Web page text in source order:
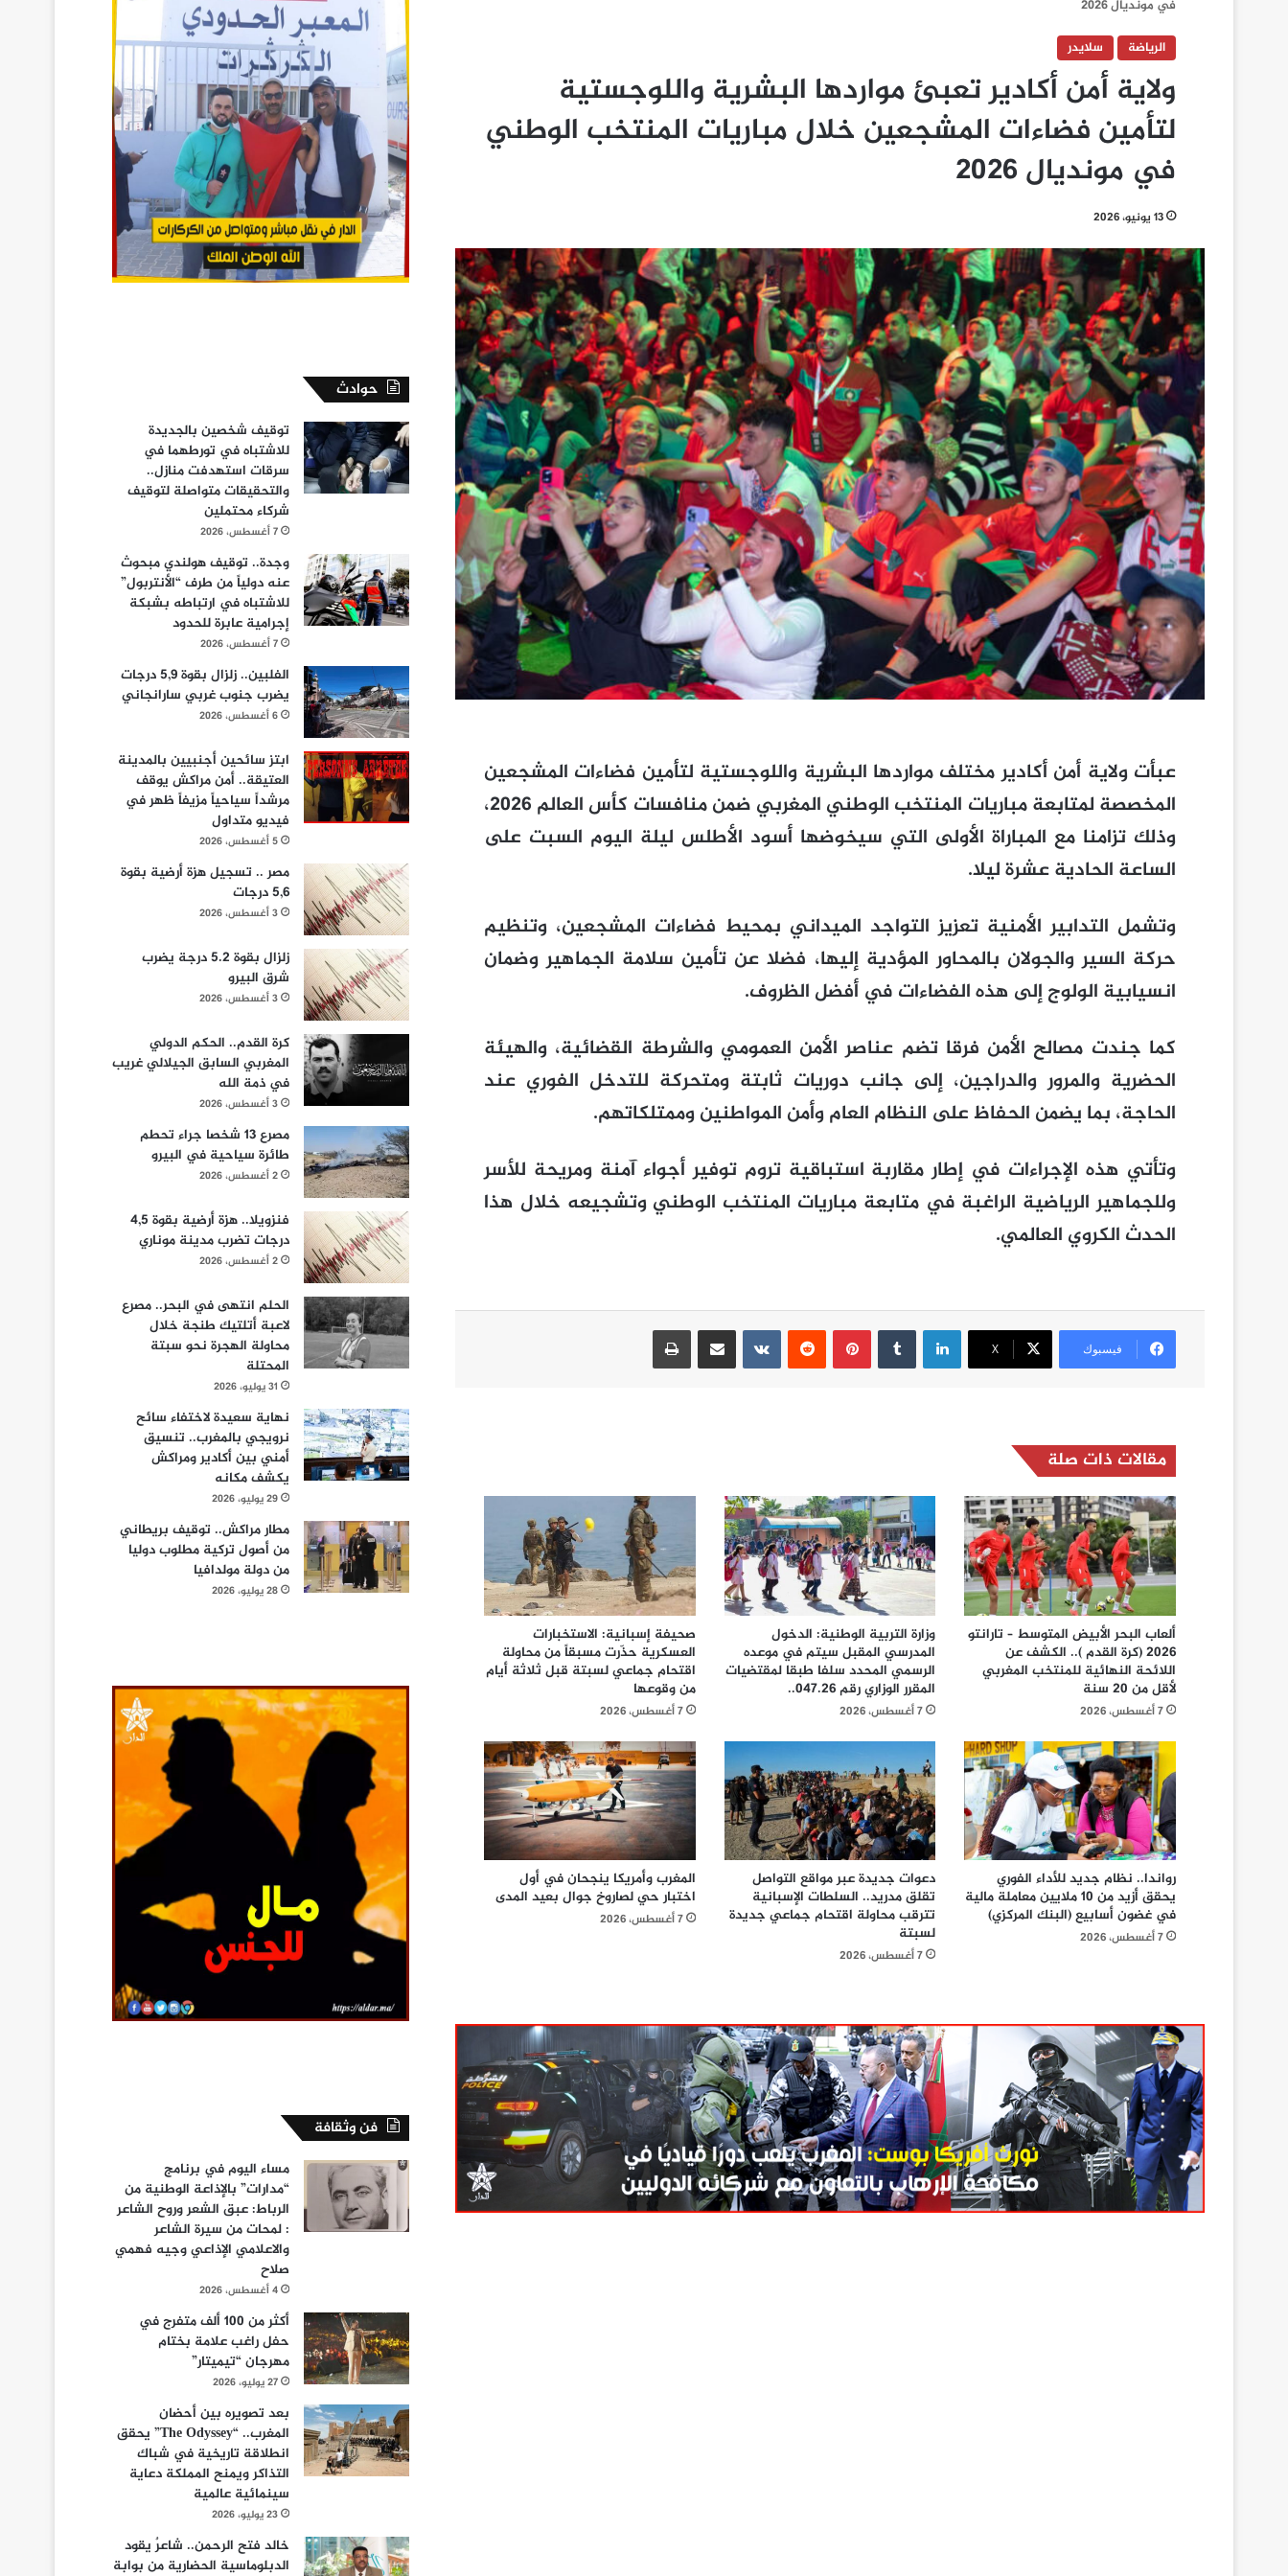
في مونديال 2026
الرياضة
سلايدر
ولاية أمن أكادير تعبئ مواردها البشرية واللوجستية
لتأمين فضاءات المشجعين خلال مباريات المنتخب الوطني
في مونديال 2026
13 يونيو، 2026
عبأت ولاية أمن أكادير مختلف مواردها البشرية واللوجستية لتأمين فضاءات المشجعين
المخصصة لمتابعة مباريات المنتخب الوطني المغربي ضمن منافسات كأس العالم 2026،
وذلك تزامنا مع المباراة الأولى التي سيخوضها أسود الأطلس ليلة اليوم السبت على
الساعة الحادية عشرة ليلا.
وتشمل التدابير الأمنية تعزيز التواجد الميداني بمحيط فضاءات المشجعين، وتنظيم
حركة السير والجولان بالمحاور المؤدية إليها، فضلا عن تأمين سلامة الجماهير وضمان
انسيابية الولوج إلى هذه الفضاءات في أفضل الظروف.
كما جندت مصالح الأمن فرقا تضم عناصر الأمن العمومي والشرطة القضائية، والهيئة
الحضرية والمرور والدراجين، إلى جانب دوريات ثابتة ومتحركة للتدخل الفوري عند
الحاجة، بما يضمن الحفاظ على النظام العام وأمن المواطنين وممتلكاتهم.
وتأتي هذه الإجراءات في إطار مقاربة استباقية تروم توفير أجواء آمنة ومريحة للأسر
وللجماهير الرياضية الراغبة في متابعة مباريات المنتخب الوطني وتشجيعه خلال هذا
الحدث الكروي العالمي.
فيسبوك ‫X
لينكدإن بينتيريست مشاركة عبر البريد طباعة
مقالات ذات صلة
ألعاب البحر الأبيض المتوسط – تارانتو
2026 (كرة القدم ).. الكشف عن
اللائحة النهائية للمنتخب المغربي
لأقل من 20 سنة
7 أغسطس، 2026
وزارة التربية الوطنية: الدخول
المدرسي المقبل سیتم في موعده
الرسمي المحدد سلفا طبقا لمقتضیات
المقرر الوزاري رقم 047.26..
7 أغسطس، 2026
صحيفة إسبانية: الاستخبارات
العسكرية حذّرت مسبقاً من محاولة
اقتحام جماعي لسبتة قبل ثلاثة أيام
من وقوعها
7 أغسطس، 2026
رواندا.. نظام جديد للأداء الفوري
يحقق أزيد من 10 ملايين معاملة مالية
في غضون أسابيع (البنك المركزي)
7 أغسطس، 2026
دعوات جديدة عبر مواقع التواصل
تقلق مدريد.. السلطات الإسبانية
تترقب محاولة اقتحام جماعي جديدة
لسبتة
7 أغسطس، 2026
المغرب وأمريكا ينجحان في أول
اختبار حي لصاروخ جوال بعيد المدى
7 أغسطس، 2026
حوادث
توقيف شخصين بالجديدة
للاشتباه في تورطهما في
سرقات استهدفت منازل..
والتحقيقات متواصلة لتوقيف
شركاء محتملين
7 أغسطس، 2026
وجدة.. توقيف هولندي مبحوث
عنه دولياً من طرف “الأنتربول”
للاشتباه في ارتباطه بشبكة
إجرامية عابرة للحدود
7 أغسطس، 2026
الفلبين.. زلزال بقوة 5,9 درجات
يضرب جنوب غربي سارانجاني
6 أغسطس، 2026
ابتز سائحين أجنبيين بالمدينة
العتيقة.. أمن مراكش يوقف
مرشداً سياحياً مزيفاً ظهر في
فيديو متداول
5 أغسطس، 2026
مصر .. تسجيل هزة أرضية بقوة
5,6 درجات
3 أغسطس، 2026
زلزال بقوة 5.2 درجة يضرب
شرق البيرو
3 أغسطس، 2026
كرة القدم.. الحكم الدولي
المغربي السابق الجيلالي غريب
في ذمة الله
3 أغسطس، 2026
مصرع 13 شخصا جراء تحطم
طائرة سياحية في البيرو
2 أغسطس، 2026
فنزويلا.. هزة أرضية بقوة 4,5
درجات تضرب مدينة موناري
2 أغسطس، 2026
الحلم انتهى في البحر.. مصرع
لاعبة أتلتيك طنجة خلال
محاولة الهجرة نحو سبتة
المحتلة
31 يوليو، 2026
نهاية سعيدة لاختفاء سائح
نرويجي بالمغرب.. تنسيق
أمني بين أكادير ومراكش
يكشف مكانه
29 يوليو، 2026
مطار مراكش.. توقيف بريطاني
من أصول تركية مطلوب دوليا
من دولة مولدافيا
28 يوليو، 2026
فن وثقافة
مساء اليوم في برنامج
“مدارات” بالإذاعة الوطنية من
الرباط: عبق الشعر وروح الشاعر
: لمحات من سيرة الشاعر
والاعلامي الإذاعي وجيه فهمي
صلاح
4 أغسطس، 2026
أكثر من 100 ألف متفرج في
حفل راغب علامة بختام
مهرجان “تيميتار”
27 يوليو، 2026
بعد تصويره بين أحضان
المغرب.. “The Odyssey” يحقق
انطلاقة تاريخية في شباك
التذاكر ويمنح المملكة دعاية
سينمائية عالمية
23 يوليو، 2026
خالد فتح الرحمن.. شاعرٌ يقود
الدبلوماسية الحضارية من بوابة